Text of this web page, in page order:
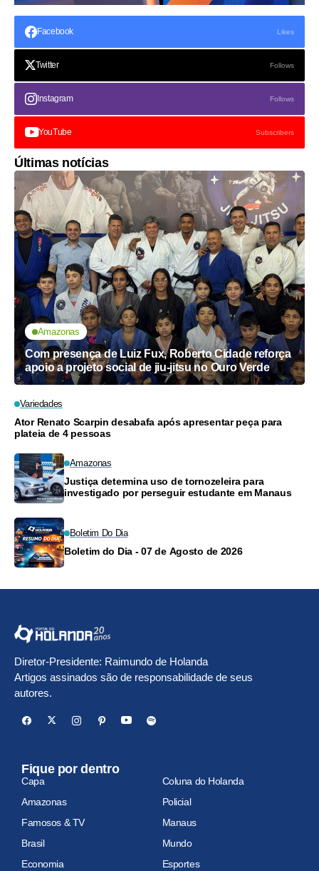
Facebook Likes
Twitter Follows
Instagram Follows
YouTube Subscribers
Últimas notícias
Amazonas
Com presença de Luiz Fux, Roberto Cidade reforça
apoio a projeto social de jiu-jitsu no Ouro Verde
Variedades
Ator Renato Scarpin desabafa após apresentar peça para
plateia de 4 pessoas
Amazonas
Justiça determina uso de tornozeleira para
investigado por perseguir estudante em Manaus
Boletim Do Dia
Boletim do Dia - 07 de Agosto de 2026
Diretor-Presidente: Raimundo de Holanda
Artigos assinados são de responsabilidade de seus
autores.
Fique por dentro
Capa
Coluna do Holanda
Amazonas
Policial
Famosos & TV
Manaus
Brasil
Mundo
Economia
Esportes